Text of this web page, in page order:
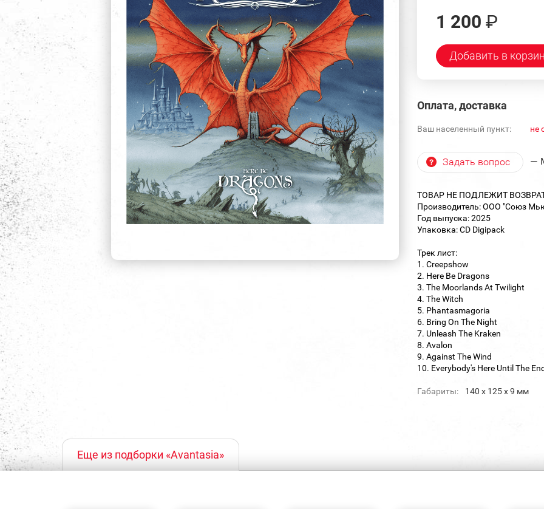
1 200 ₽
Добавить в
Оплата, доставка
Ваш населенный пункт: не
Задать вопрос —
ТОВАР НЕ ПОДЛЕЖИТ
Производитель: ООО "Союз
Год выпуска: 2025
Упаковка: CD Digipack
Трек лист:
1. Creepshow
2. Here Be Dragons
3. The Moorlands At Twilight
4. The Witch
5. Phantasmagoria
6. Bring On The Night
7. Unleash The Kraken
8. Avalon
9. Against The Wind
10. Everybody's Here Until The
Габариты: 140 х 125 х 9 мм
Еще из подборки «Avantasia»